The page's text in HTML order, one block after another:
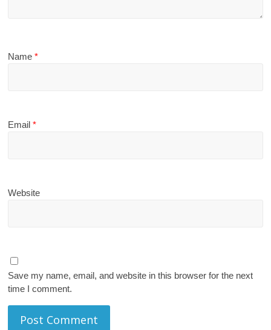
Name*
Email*
Website
Save my name, email, and website in this browser for the next
time I comment.